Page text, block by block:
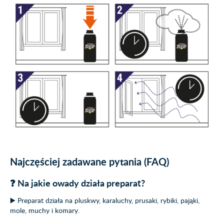
Najczęściej zadawane pytania (FAQ)
❓ Na jakie owady działa preparat?
▶️ Preparat działa na pluskwy, karaluchy, prusaki, rybiki, pająki,
mole, muchy i komary.